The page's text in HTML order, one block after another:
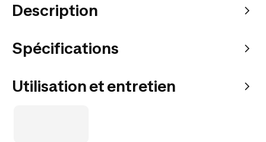
Description
Spécifications
Utilisation et entretien